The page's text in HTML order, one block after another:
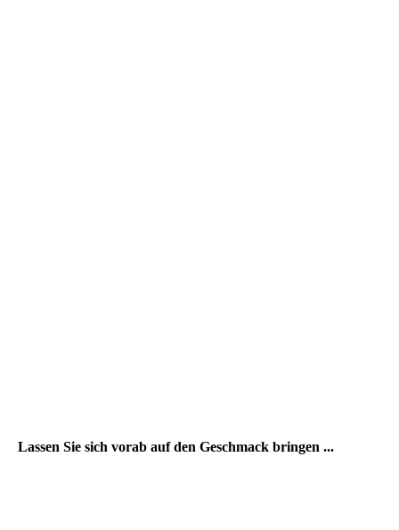
Lassen Sie sich vorab auf den Geschmack bringen ...